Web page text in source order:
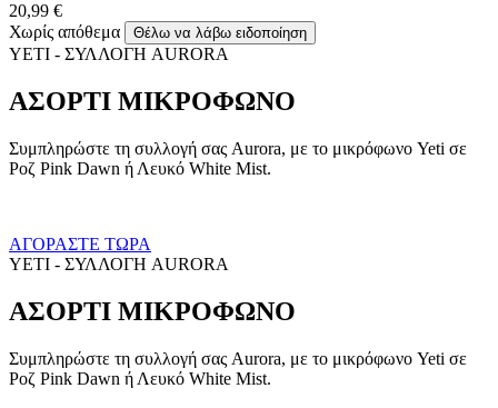
20,99 €
Χωρίς απόθεμα
Θέλω να λάβω ειδοποίηση
YETI - ΣΥΛΛΟΓΗ AURORA
ΑΣΟΡΤΙ ΜΙΚΡΟΦΩΝΟ
Συμπληρώστε τη συλλογή σας Aurora, με το μικρόφωνο Yeti σε
Ροζ Pink Dawn ή Λευκό White Mist.
ΑΓΟΡΑΣΤΕ ΤΩΡΑ
YETI - ΣΥΛΛΟΓΗ AURORA
ΑΣΟΡΤΙ ΜΙΚΡΟΦΩΝΟ
Συμπληρώστε τη συλλογή σας Aurora, με το μικρόφωνο Yeti σε
Ροζ Pink Dawn ή Λευκό White Mist.